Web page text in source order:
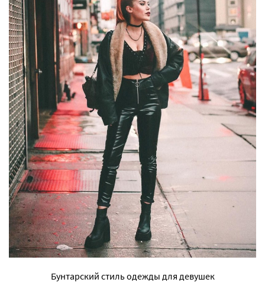
Бунтарский стиль одежды для девушек